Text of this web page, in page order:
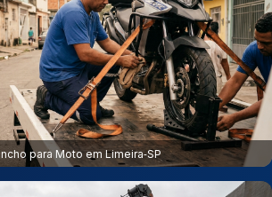
para Moto em Limeira‑SP